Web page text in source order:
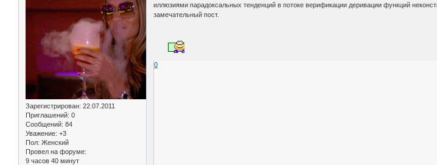
Зарегистрирован: 22.07.2011
Приглашений: 0
Сообщений: 84
Уважение: +3
Пол: Женский
Провел на форуме:
9 часов 40 минут
иллюзиями парадоксальных тенденций в потоке верификации деривации функций
замечательный пост.
0